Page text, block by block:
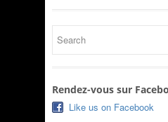
Rendez-vous sur
Like us on Facebook